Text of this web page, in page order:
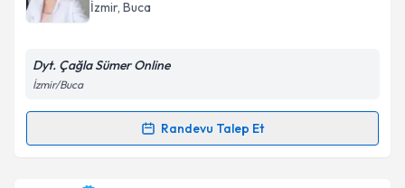
Kişisel verilerimin işlenmesine ilişkin
Metni'ni okudum ve kişisel verilerimin belirtilen
İzmir, Buca
Dyt. Çağla Sümer Online
İzmir/Buca
Randevu Talep Et
Randevu Takvimi Talebi